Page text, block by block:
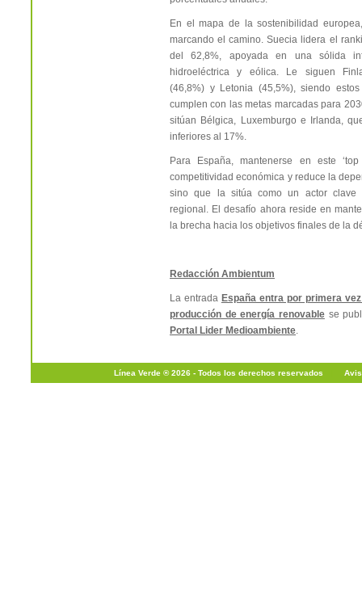
En el mapa de la sostenibilidad
marcando el camino. Suecia lidera el
del 62,8%, apoyada en una sólida
hidroeléctrica y eólica. Le siguen
(46,8%) y Letonia (45,5%), siendo
cumplen con las metas marcadas para
sitúan Bélgica, Luxemburgo e Irlanda,
inferiores al 17%.
Para España, mantenerse en este
competitividad económica y reduce la
sino que la sitúa como un actor clave
regional. El desafío ahora reside en
la brecha hacia los objetivos finales de la
Redacción Ambientum
La entrada España entra por primera vez
producción de energía renovablese
Portal Lider Medioambiente.
Línea Verde ® 2026 - Todos los derechos reservados